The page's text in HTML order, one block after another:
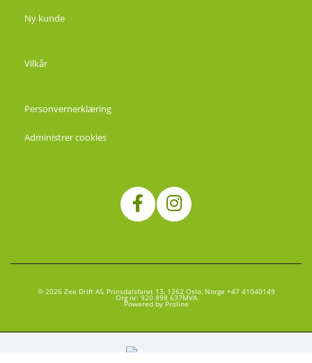
Ny kunde
Vilkår
Personvernerklæring
Administrer cookies
© 2026 Zee Drift AS, Prinsdalsfaret 13, 1262 Oslo, Norge +47 41040149
Org nr: 920 898 637MVA
Powered by Proline